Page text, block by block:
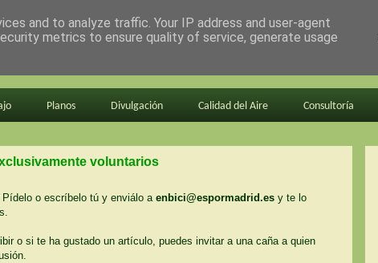
Planos Divulgación Calidad del Aire Consultoría
voluntarios
o escríbelo tú y enviálo a enbici@espormadrid.es y te lo
o si te ha gustado un artículo, puedes invitar a una caña a quien
and to analyze traffic. Your IP address and user-agent
metrics to ensure quality of service, generate usage